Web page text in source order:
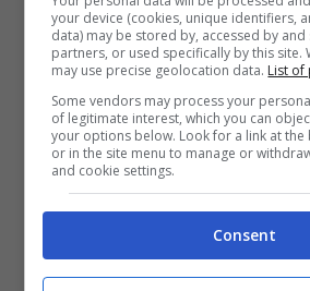
95 minuti di media;
Stagione 2014/15: 13 gol
128 minuti di media;
Roma: Dybala
la Roma e
Paulo Dybalaè cambiato e
your device (cookies, unique identifiers,
data) may be stored by, accessed by
partners, or used specifically by this site.
may use precise geolocation data. List of
Some vendors may process your
of legitimate interest, which you can
your options below. Look for a link at
or in the site menu to manage or
and cookie settings.
Consent